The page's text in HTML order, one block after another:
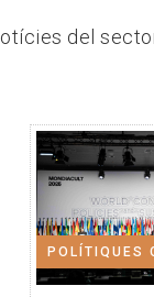
del
POLÍTIQUES